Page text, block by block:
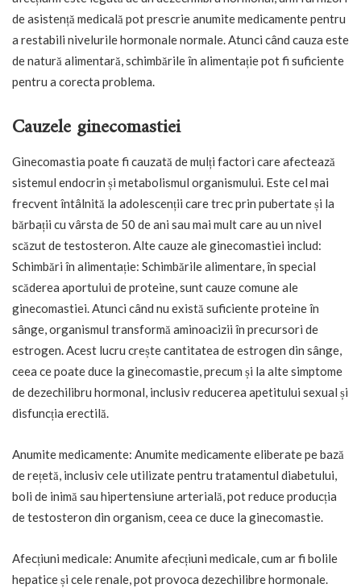
de asistență medicală pot prescrie anumite medicamente pentru
a restabili nivelurile hormonale normale. Atunci când cauza este
de natură alimentară, schimbările în alimentație pot fi suficiente
pentru a corecta problema.
Cauzele ginecomastiei
Ginecomastia poate fi cauzată de mulți factori care afectează
sistemul endocrin și metabolismul organismului. Este cel mai
frecvent întâlnită la adolescenții care trec prin pubertate și la
bărbații cu vârsta de 50 de ani sau mai mult care au un nivel
scăzut de testosteron. Alte cauze ale ginecomastiei includ:
Schimbări în alimentație: Schimbările alimentare, în special
scăderea aportului de proteine, sunt cauze comune ale
ginecomastiei. Atunci când nu există suficiente proteine în
sânge, organismul transformă aminoacizii în precursori de
estrogen. Acest lucru crește cantitatea de estrogen din sânge,
ceea ce poate duce la ginecomastie, precum și la alte simptome
de dezechilibru hormonal, inclusiv reducerea apetitului sexual și
disfuncția erectilă.
Anumite medicamente: Anumite medicamente eliberate pe bază
de rețetă, inclusiv cele utilizate pentru tratamentul diabetului,
boli de inimă sau hipertensiune arterială, pot reduce producția
de testosteron din organism, ceea ce duce la ginecomastie.
Afecțiuni medicale: Anumite afecțiuni medicale, cum ar fi bolile
hepatice și cele renale, pot provoca dezechilibre hormonale.